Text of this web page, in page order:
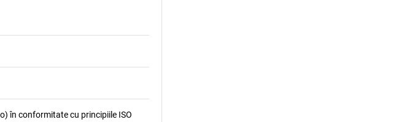
în conformitate cu principiile ISO